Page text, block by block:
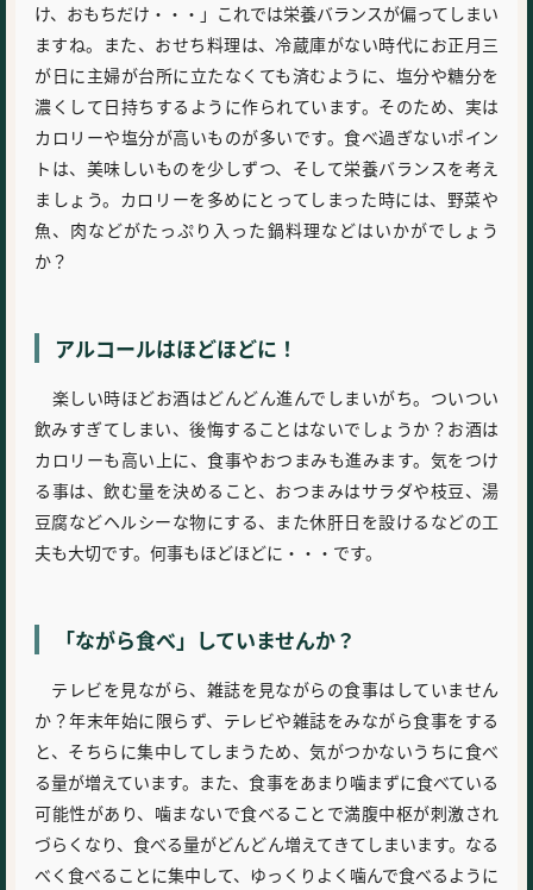
け、おもちだけ・・・」これでは栄養バランスが偏ってしまい
ますね。また、おせち料理は、冷蔵庫がない時代にお正月三
が日に主婦が台所に立たなくても済むように、塩分や糖分を
濃くして日持ちするように作られています。そのため、実は
カロリーや塩分が高いものが多いです。食べ過ぎないポイン
トは、美味しいものを少しずつ、そして栄養バランスを考え
ましょう。カロリーを多めにとってしまった時には、野菜や
魚、肉などがたっぷり入った鍋料理などはいかがでしょう
か？
アルコールはほどほどに！
楽しい時ほどお酒はどんどん進んでしまいがち。ついつい
飲みすぎてしまい、後悔することはないでしょうか？お酒は
カロリーも高い上に、食事やおつまみも進みます。気をつけ
る事は、飲む量を決めること、おつまみはサラダや枝豆、湯
豆腐などヘルシーな物にする、また休肝日を設けるなどの工
夫も大切です。何事もほどほどに・・・です。
「ながら食べ」していませんか？
テレビを見ながら、雑誌を見ながらの食事はしていません
か？年末年始に限らず、テレビや雑誌をみながら食事をする
と、そちらに集中してしまうため、気がつかないうちに食べ
る量が増えています。また、食事をあまり噛まずに食べている
可能性があり、噛まないで食べることで満腹中枢が刺激され
づらくなり、食べる量がどんどん増えてきてしまいます。なる
べく食べることに集中して、ゆっくりよく噛んで食べるように